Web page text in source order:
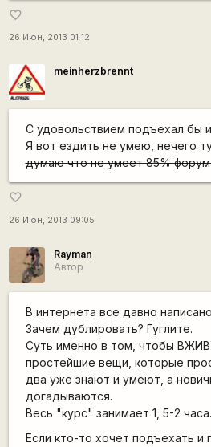
favorite_border
26 Июн, 2013 01:12
meinherzbrennt
С удовольствием подъехал бы
Я вот ездить не умею, нечего
думаю что не умеет 85%
favorite_border
26 Июн, 2013 09:05
Rаyman
Автор
В интернета все давно
Зачем дублировать? Гуглите.
Суть именно в том, чтобы
простейшие вещи, которые
два уже знают и умеют, а
догадываются.
Весь "курс" занимает 1, 5-2 часа.
Если кто-то хочет подъехать и